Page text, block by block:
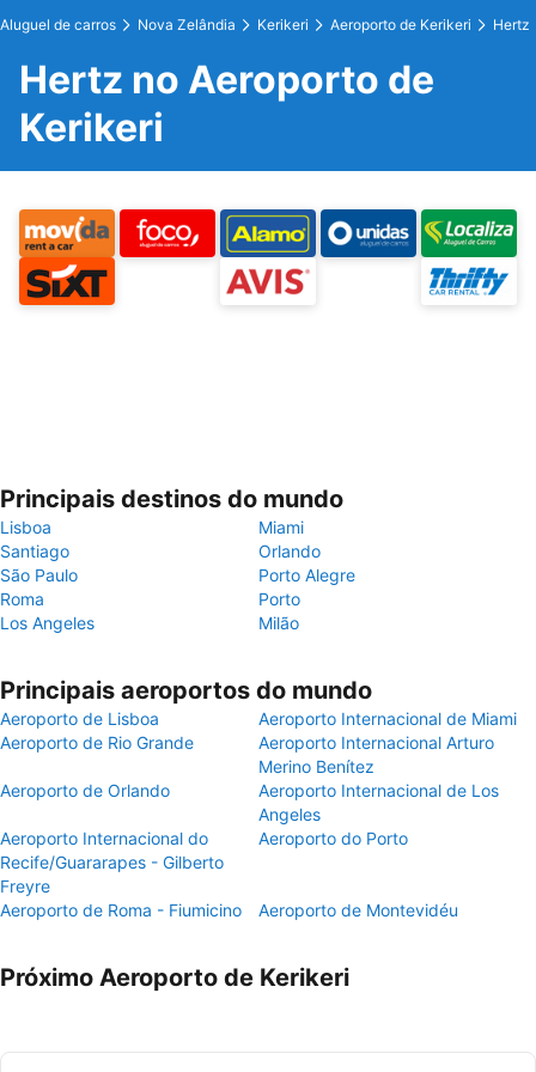
Aluguel de carros Nova Zelândia Kerikeri Aeroporto de Kerikeri Hertz
Hertz no Aeroporto de
Kerikeri
Principais destinos do mundo
Lisboa
Miami
Santiago
Orlando
São Paulo
Porto Alegre
Roma
Porto
Los Angeles
Milão
Principais aeroportos do mundo
Aeroporto de Lisboa
Aeroporto Internacional de Miami
Aeroporto de Rio Grande
Aeroporto Internacional Arturo
Merino Benítez
Aeroporto de Orlando
Aeroporto Internacional de Los
Angeles
Aeroporto Internacional do
Recife/Guararapes - Gilberto
Freyre
Aeroporto do Porto
Aeroporto de Roma - Fiumicino Aeroporto de Montevidéu
Próximo Aeroporto de Kerikeri